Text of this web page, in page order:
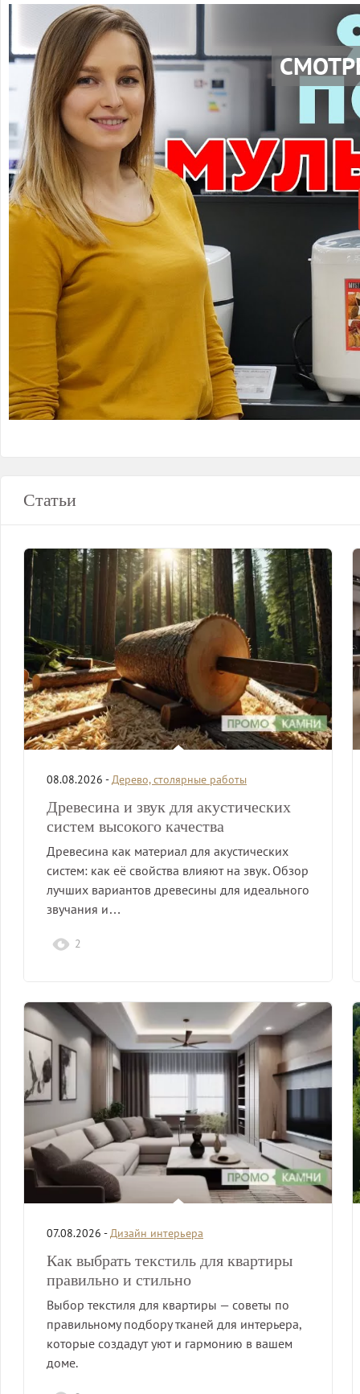
Статьи
08.08.2026 -Дерево, столярные работы
Древесина и звук для акустических
систем высокого качества
Древесина как материал для акустических
систем: как её свойства влияют на звук. Обзор
лучших вариантов древесины для идеального
звучания и…
2
07.08.2026 -Дизайн интерьера
Как выбрать текстиль для квартиры
правильно и стильно
Выбор текстиля для квартиры — советы по
правильному подбору тканей для интерьера,
которые создадут уют и гармонию в вашем
доме.